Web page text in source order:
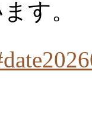
す。